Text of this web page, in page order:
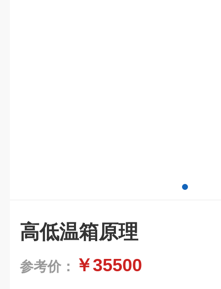
高低温箱原理
参考价： ￥35500